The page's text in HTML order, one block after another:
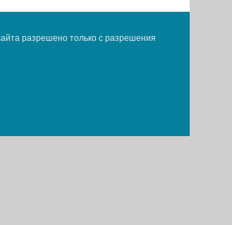
разрешено только с разрешения